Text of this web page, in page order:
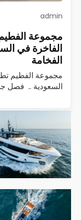
admin
الفاخرة في
الفخامة
السعودية .. فصل
يُقاس بعدد